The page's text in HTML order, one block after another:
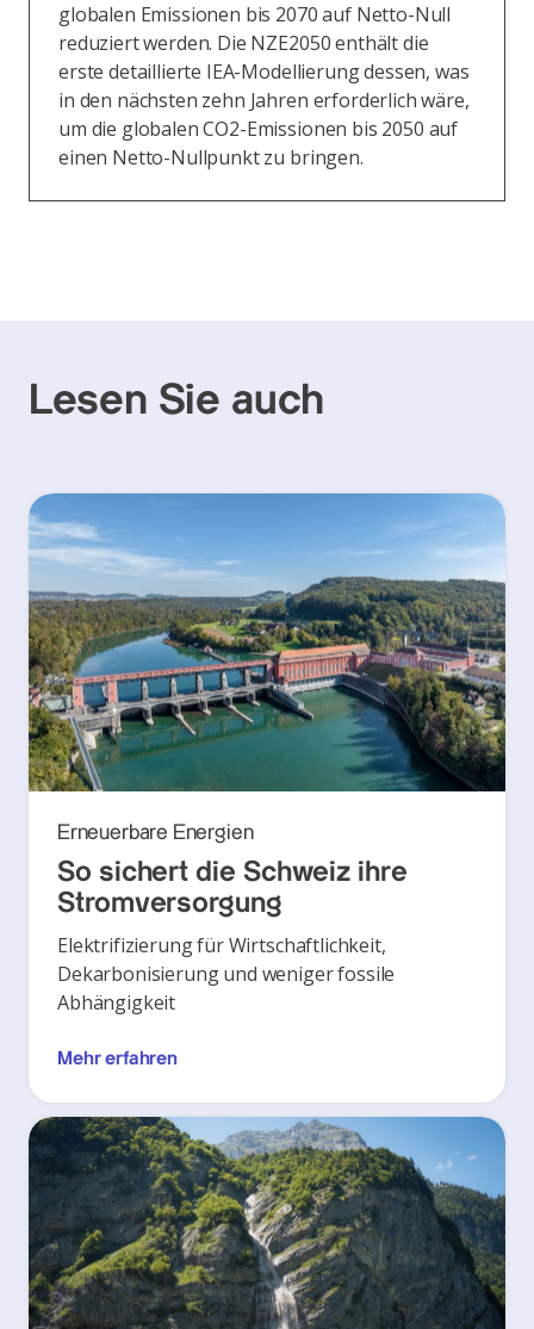
globalen Emissionen bis 2070 auf Netto-Null
reduziert werden. Die NZE2050 enthält die
erste detaillierte IEA-Modellierung dessen, was
in den nächsten zehn Jahren erforderlich wäre,
um die globalen CO2-Emissionen bis 2050 auf
einen Netto-Nullpunkt zu bringen.
Lesen Sie auch
Erneuerbare Energien
So sichert die Schweiz ihre
Stromversorgung
Elektrifizierung für Wirtschaftlichkeit,
Dekarbonisierung und weniger fossile
Abhängigkeit
Mehr erfahren